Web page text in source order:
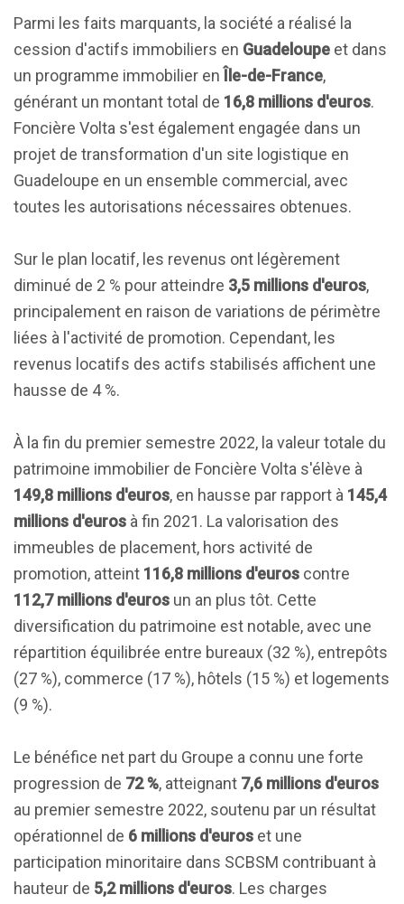
Parmi les faits marquants, la société a réalisé la
cession d'actifs immobiliers en Guadeloupe et dans
un programme immobilier en Île-de-France,
générant un montant total de 16,8 millions d'euros.
Foncière Volta s'est également engagée dans un
projet de transformation d'un site logistique en
Guadeloupe en un ensemble commercial, avec
toutes les autorisations nécessaires obtenues.
Sur le plan locatif, les revenus ont légèrement
diminué de 2 % pour atteindre 3,5 millions d'euros,
principalement en raison de variations de périmètre
liées à l'activité de promotion. Cependant, les
revenus locatifs des actifs stabilisés affichent une
hausse de 4 %.
À la fin du premier semestre 2022, la valeur totale du
patrimoine immobilier de Foncière Volta s'élève à
149,8 millions d'euros, en hausse par rapport à 145,4
millions d'euros à fin 2021. La valorisation des
immeubles de placement, hors activité de
promotion, atteint 116,8 millions d'euros contre
112,7 millions d'euros un an plus tôt. Cette
diversification du patrimoine est notable, avec une
répartition équilibrée entre bureaux (32 %), entrepôts
(27 %), commerce (17 %), hôtels (15 %) et logements
(9 %).
Le bénéfice net part du Groupe a connu une forte
progression de 72 %, atteignant 7,6 millions d'euros
au premier semestre 2022, soutenu par un résultat
opérationnel de 6 millions d'euros et une
participation minoritaire dans SCBSM contribuant à
hauteur de 5,2 millions d'euros. Les charges